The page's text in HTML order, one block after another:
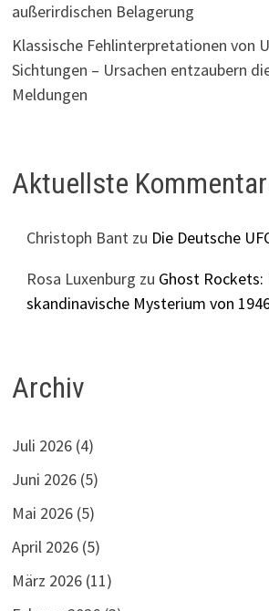
außerirdischen Belagerung
Klassische Fehlinterpretationen von
Sichtungen – Ursachen entzaubern
Meldungen
Aktuellste
Christoph Bant zu Die Deutsche
Rosa Luxenburg zu Ghost Rockets:
skandinavische Mysterium von
Archiv
Juli 2026 (4)
Juni 2026 (5)
Mai 2026 (5)
April 2026 (5)
März 2026 (11)